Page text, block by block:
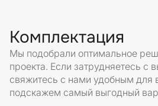
Комплектация
Мы подобрали оптимальное
проекта. Если затрудняетесь с
свяжитесь с нами удобным для
подскажем самый выгодный